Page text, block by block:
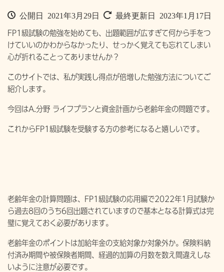
公開日 2021年3月29日 最終更新日 2023年1月17日
FP1級試験の勉強を始めても、出題範囲が広すぎて何から手をつ
けていいのかわからなかったり、せっかく覚えても忘れてしまい
心が折れることってありませんか？
このサイトでは、私が実践し得点が倍増した勉強方法についてご
紹介します。
今回はA.分野 ライフプランと資金計画から老齢年金の問題です。
これからFP1級試験を受験する方の参考になると嬉しいです。
老齢年金の計算問題は、FP1級試験の応用編で2022年1月試験か
ら過去8回のうち6回出題されていますので基本となる計算式は完
璧に覚えておく必要があります。
老齢年金のポイントは加給年金の支給対象か対象外か。保険料納
付済み期間や被保険者期間、経過的加算の月数を数え間違えしな
いように注意が必要です。